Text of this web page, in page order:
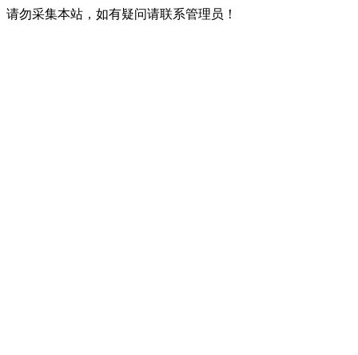
请勿采集本站，如有疑问请联系管理员！